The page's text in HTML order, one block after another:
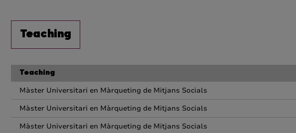
Teaching
Teaching
Màster Universitari en Màrqueting de Mitjans Socials
Màster Universitari en Màrqueting de Mitjans Socials
Màster Universitari en Màrqueting de Mitjans Socials